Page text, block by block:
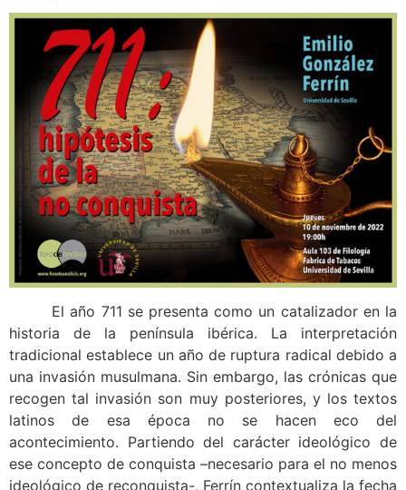
El año 711 se presenta como un catalizador en la
historia de la península ibérica. La interpretación
tradicional establece un año de ruptura radical debido a
una invasión musulmana. Sin embargo, las crónicas que
recogen tal invasión son muy posteriores, y los textos
latinos de esa época no se hacen eco del
acontecimiento. Partiendo del carácter ideológico de
ese concepto de conquista –necesario para el no menos
ideológico de reconquista-, Ferrín contextualiza la fecha